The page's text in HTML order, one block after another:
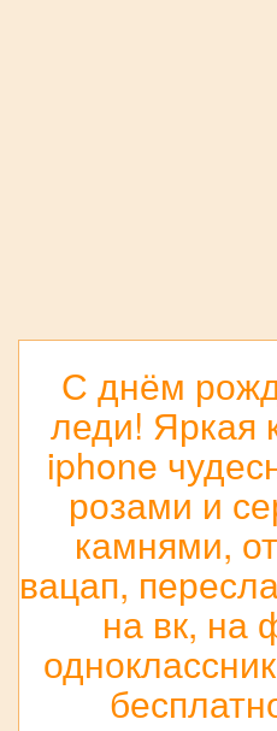
С днём
леди! Яркая
iphone
розами и
камнями,
вацап,
на вк, на